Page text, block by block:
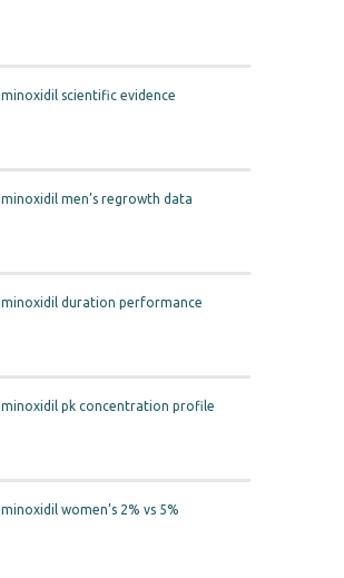
minoxidil scientific evidence
minoxidil men’s regrowth data
minoxidil duration performance
minoxidil pk concentration profile
minoxidil women’s 2% vs 5%